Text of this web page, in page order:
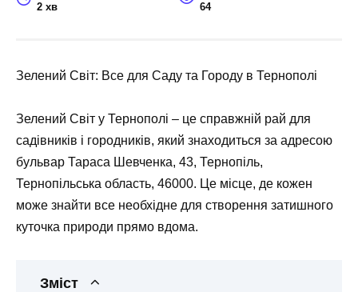
2 хв 64
Зелений Світ: Все для Саду та Городу в Тернополі
Зелений Світ у Тернополі – це справжній рай для
садівників і городників, який знаходиться за адресою
бульвар Тараса Шевченка, 43, Тернопіль,
Тернопільська область, 46000. Це місце, де кожен
може знайти все необхідне для створення затишного
куточка природи прямо вдома.
Зміст